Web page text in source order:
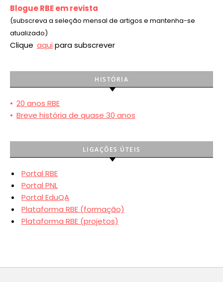
Blogue RBE em revista
(subscreva a seleção mensal de artigos e mantenha-se
atualizado)
Clique aqui para subscrever
HISTÓRIA
• 20 anos RBE
• Breve história de quase 30 anos
LIGAÇÕES ÚTEIS
Portal RBE
Portal PNL
Portal EduQA
Plataforma RBE (formação)
Plataforma RBE (projetos)